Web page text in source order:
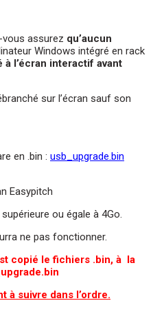
assurez qu’aucun
Windows intégré en rack
à l’écran interactif avant
sur l’écran sauf son
en .bin : usb_upgrade.bin
Easypitch
ou égale à 4Go.
ne pas fonctionner.
copié le fichiers .bin, à la
à suivre dans l’ordre.